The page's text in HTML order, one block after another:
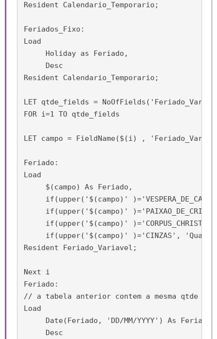
Resident Calendario_Temporario;
Feriados_Fixo:
Load
Holiday as Feriado,
Desc
Resident Calendario_Temporario;
LET qtde_fields =
FOR i=1 TO qtde_fields
LET campo = FieldName($(i) ,
Feriado:
Load
$(campo) As Feriado,
if(upper('$(campo)'
if(upper('$(campo)'
if(upper('$(campo)'
if(upper('$(campo)' )='CINZAS', 'Quarta
Resident Feriado_Variavel;
Next i
Feriado:
// a tabela anterior contem a mesma qtde de
Load
Date(Feriado, 'DD/MM/YYYY') As Feriado,
Desc